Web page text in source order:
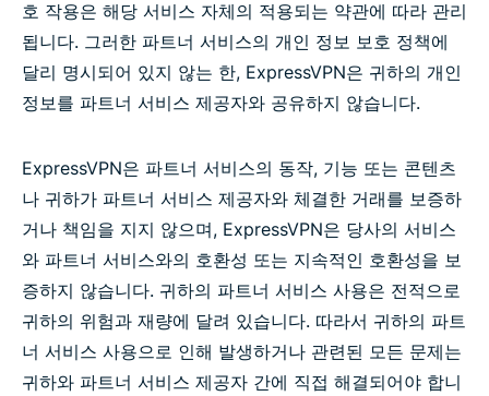
호 작용은 해당 서비스 자체의 적용되는 약관에 따라 관리
됩니다. 그러한 파트너 서비스의 개인 정보 보호 정책에
달리 명시되어 있지 않는 한, ExpressVPN은 귀하의 개인
정보를 파트너 서비스 제공자와 공유하지 않습니다.
ExpressVPN은 파트너 서비스의 동작, 기능 또는 콘텐츠
나 귀하가 파트너 서비스 제공자와 체결한 거래를 보증하
거나 책임을 지지 않으며, ExpressVPN은 당사의 서비스
와 파트너 서비스와의 호환성 또는 지속적인 호환성을 보
증하지 않습니다. 귀하의 파트너 서비스 사용은 전적으로
귀하의 위험과 재량에 달려 있습니다. 따라서 귀하의 파트
너 서비스 사용으로 인해 발생하거나 관련된 모든 문제는
귀하와 파트너 서비스 제공자 간에 직접 해결되어야 합니